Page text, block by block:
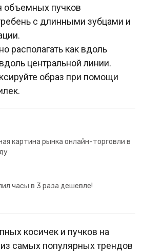
объемных пучков
с длинными зубцами и
располагать как вдоль
центральной линии.
образ при помощи
картина рынка онлайн-торговли в
часы в 3 раза дешевле!
косичек и пучков на
самых популярных трендов